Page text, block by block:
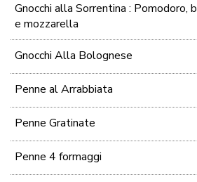
Gnocchi alla Sorrentina : Pomodoro,
e mozzarella
Gnocchi Alla Bolognese
Penne al Arrabbiata
Penne Gratinate
Penne 4 formaggi